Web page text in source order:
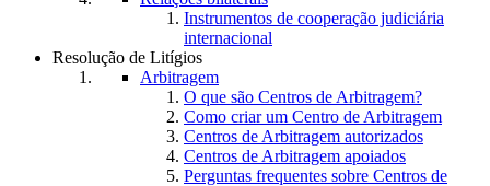
Instrumentos de cooperação judiciária
internacional
Resolução de Litígios
Arbitragem
O que são Centros de Arbitragem?
Como criar um Centro de Arbitragem
Centros de Arbitragem autorizados
Centros de Arbitragem apoiados
Perguntas frequentes sobre Centros de